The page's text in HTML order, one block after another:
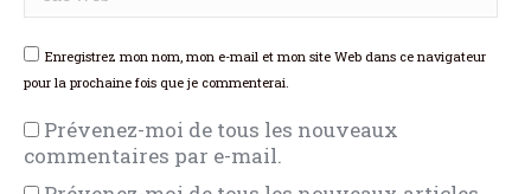
Enregistrez mon nom, mon e-mail et mon site Web dans ce navigateur
pour la prochaine fois que je commenterai.
Prévenez-moi de tous les nouveaux
commentaires par e-mail.